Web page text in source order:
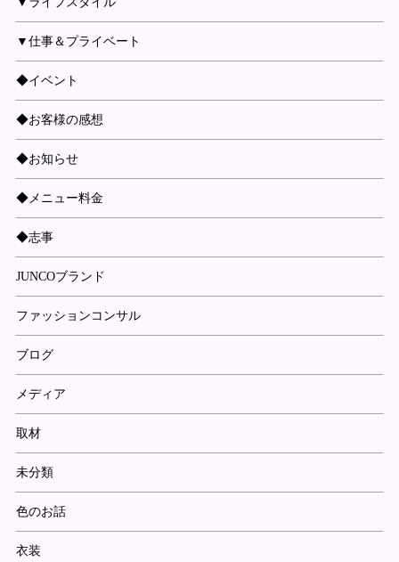
▼仕事＆プライベート
◆イベント
◆お客様の感想
◆お知らせ
◆メニュー料金
◆志事
JUNCOブランド
ファッションコンサル
ブログ
メディア
取材
未分類
色のお話
衣装